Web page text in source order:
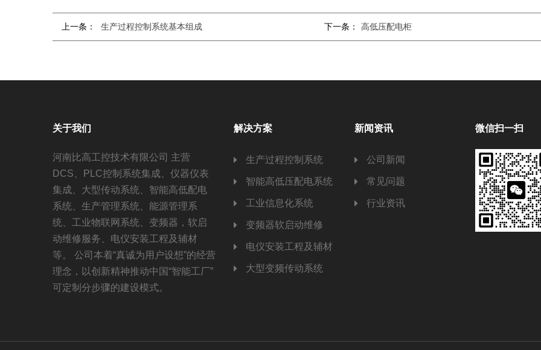
上一条： 生产过程控制系统基本组成 下一条： 高低压配电柜
关于我们
河南比高工控技术有限公司 主营
DCS、PLC控制系统集成、仪器仪表
集成、大型传动系统、智能高低配电
系统、生产管理系统、能源管理系
统、工业物联网系统、变频器，软启
动维修服务、电仪安装工程及辅材
等。 公司本着“真诚为用户设想”的经营
理念，以创新精神推动中国“智能工厂”
可定制分步骤的建设模式。
解决方案
生产过程控制系统
智能高低压配电系统
工业信息化系统
变频器软启动维修
电仪安装工程及辅材
大型变频传动系统
新闻资讯
公司新闻
常见问题
行业资讯
微信扫一扫